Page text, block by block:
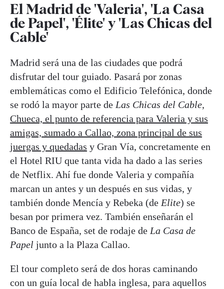
El Madrid de 'Valeria', 'La Casa
de Papel', 'Élite' y 'Las Chicas del
Cable'
Madrid será una de las ciudades que podrá
disfrutar del tour guiado. Pasará por zonas
emblemáticas como el Edificio Telefónica, donde
se rodó la mayor parte de Las Chicas del Cable,
Chueca, el punto de referencia para Valeria y sus
amigas, sumado a Callao, zona principal de sus
juergas y quedadas y Gran Vía, concretamente en
el Hotel RIU que tanta vida ha dado a las series
de Netflix. Ahí fue donde Valeria y compañía
marcan un antes y un después en sus vidas, y
también donde Mencía y Rebeka (de Elite) se
besan por primera vez. También enseñarán el
Banco de España, set de rodaje de La Casa de
Papel junto a la Plaza Callao.
El tour completo será de dos horas caminando
con un guía local de habla inglesa, para aquellos